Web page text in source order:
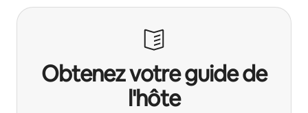
Obtenez votre guide de
l'hôte